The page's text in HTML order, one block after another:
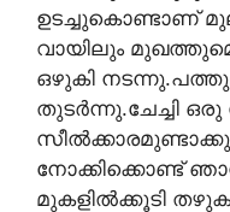
ഉടച്ചുകൊണ്ടാണ്‌
വായിലും
ഒഴുകി
തുടര്‍ന്നു.ചേച്ചി
നോക്കിക്കൊണ്ട്
മുകളില്‍ക്കൂടി